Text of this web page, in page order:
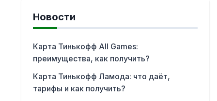
Новости
Карта Тинькофф All Games:
преимущества, как получить?
Карта Тинькофф Ламода: что даёт,
тарифы и как получить?